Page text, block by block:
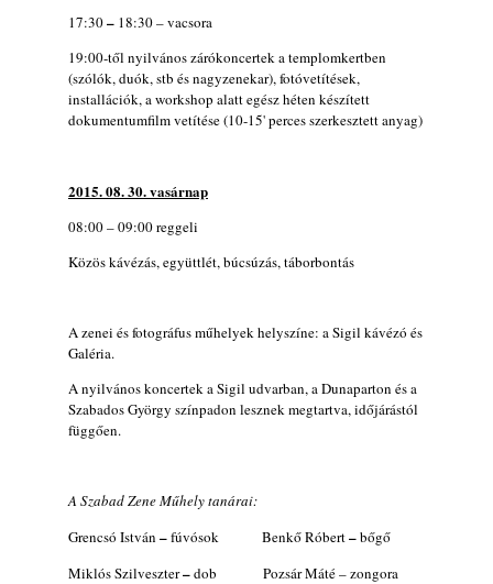
17:30– 18:30 – vacsora
19:00-től nyilvános zárókoncertek a templomkertben
(szólók, duók, stb és nagyzenekar), fotóvetítések,
installációk, a workshop alatt egész héten készített
dokumentumfilm vetítése (10-15' perces szerkesztett anyag)
2015. 08. 30. vasárnap
08:00 – 09:00 reggeli
Közös kávézás, együttlét, búcsúzás, táborbontás
A zenei és fotográfus műhelyek helyszíne: a Sigil kávézó és
Galéria.
A nyilvános koncertek a Sigil udvarban, a Dunaparton és a
Szabados György színpadon lesznek megtartva, időjárástól
függően.
A Szabad Zene Műhely tanárai:
Grencsó István –fúvósok Benkő Róbert–bőgő
Miklós Szilveszter–dob Pozsár Máté – zongora